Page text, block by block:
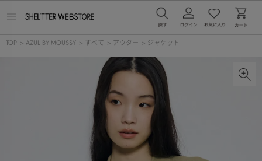
ー
TOP > AZUL BY MOUSSY > すべて > アウター > ジャケット